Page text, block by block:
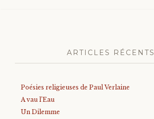
ARTICLES RÉCENTS
Poésies religieuses de Paul Verlaine
A vau l’Eau
Un Dilemme